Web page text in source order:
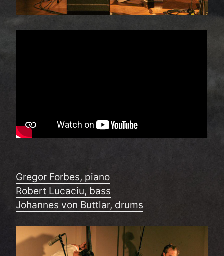
Gregor Forbes, piano
Robert Lucaciu, bass
Johannes von Buttlar, drums